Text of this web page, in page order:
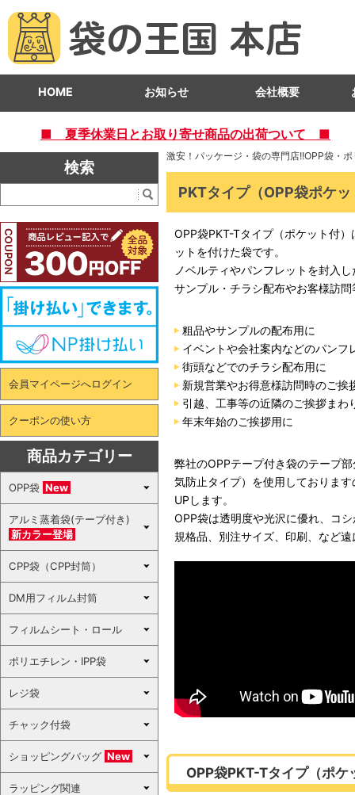
HOME お知らせ 会社概要
■ 夏季休業日とお取り寄せ商品の出荷ついて ■
激安！パッケージ・袋の専門店!!OPP袋・
PKTタイプ（OPP袋ポケッ
OPP袋PKT-Tタイプ（ポケット付
ットを付けた袋です。
ノベルティやパンフレットを封入
サンプル・チラシ配布やお客様訪
粗品やサンプルの配布用に
イベントや会社案内などのパンフ
街頭などでのチラシ配布用に
新規営業やお得意様訪問時のご挨
引越、工事等の近隣のご挨拶まわ
年末年始のご挨拶用に
弊社のOPPテープ付き袋のテープ
気防止タイプ）を使用しておりま
UPします。
OPP袋は透明度や光沢に優れ、コ
規格品、別注サイズ、印刷、など
OPP袋PKT-Tタイプ（ポケ
検索
会員マイページへログイン
クーポンの使い方
商品カテゴリー
OPP袋 New
アルミ蒸着袋(テープ付き)
新カラー登場
CPP袋（CPP封筒）
DM用フィルム封筒
フィルムシート・ロール
ポリエチレン・IPP袋
レジ袋
チャック付袋
ショッピングバッグ New
ラッピング関連